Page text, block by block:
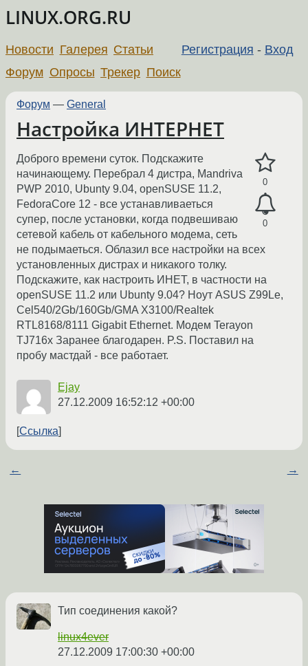
LINUX.ORG.RU
Регистрация - Вход
Новости Галерея Статьи
Форум Опросы Трекер Поиск
Форум — General
Настройка ИНТЕРНЕТ
0
0
Доброго времени суток. Подскажите
начинающему. Перебрал 4 дистра, Mandriva
PWP 2010, Ubunty 9.04, openSUSE 11.2,
FedoraCore 12 - все устанавливаеться
супер, после установки, когда подвешиваю
сетевой кабель от кабельного модема, сеть
не подымаеться. Облазил все настройки на всех
установленных дистрах и никакого толку.
Подскажите, как настроить ИНЕТ, в частности на
openSUSE 11.2 или Ubunty 9.04? Ноут ASUS Z99Le,
Cel540/2Gb/160Gb/GMA X3100/Realtek
RTL8168/8111 Gigabit Ethernet. Модем Terayon
TJ716x Заранее благодарен. P.S. Поставил на
пробу мастдай - все работает.
Ejay
27.12.2009 16:52:12 +00:00
Ссылка
← →
Тип соединения какой?
linux4ever
27.12.2009 17:00:30 +00:00